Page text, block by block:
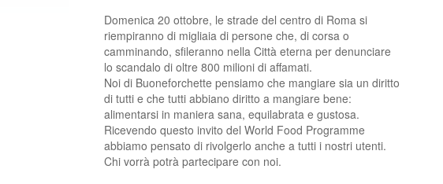
Domenica 20 ottobre, le strade del centro di Roma si
riempiranno di migliaia di persone che, di corsa o
camminando, sfileranno nella Città eterna per denunciare
lo scandalo di oltre 800 milioni di affamati.
Noi di Buoneforchette pensiamo che mangiare sia un diritto
di tutti e che tutti abbiano diritto a mangiare bene:
alimentarsi in maniera sana, equilabrata e gustosa.
Ricevendo questo invito del World Food Programme
abbiamo pensato di rivolgerlo anche a tutti i nostri utenti.
Chi vorrà potrà partecipare con noi.